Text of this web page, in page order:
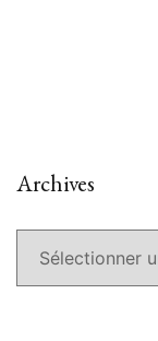
Archives